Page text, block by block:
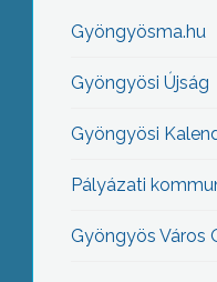
Gyöngyösma.hu
Gyöngyösi Újság
Gyöngyösi
Pályázati
Gyöngyös Város